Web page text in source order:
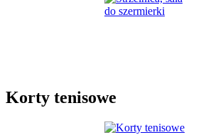
Korty tenisowe